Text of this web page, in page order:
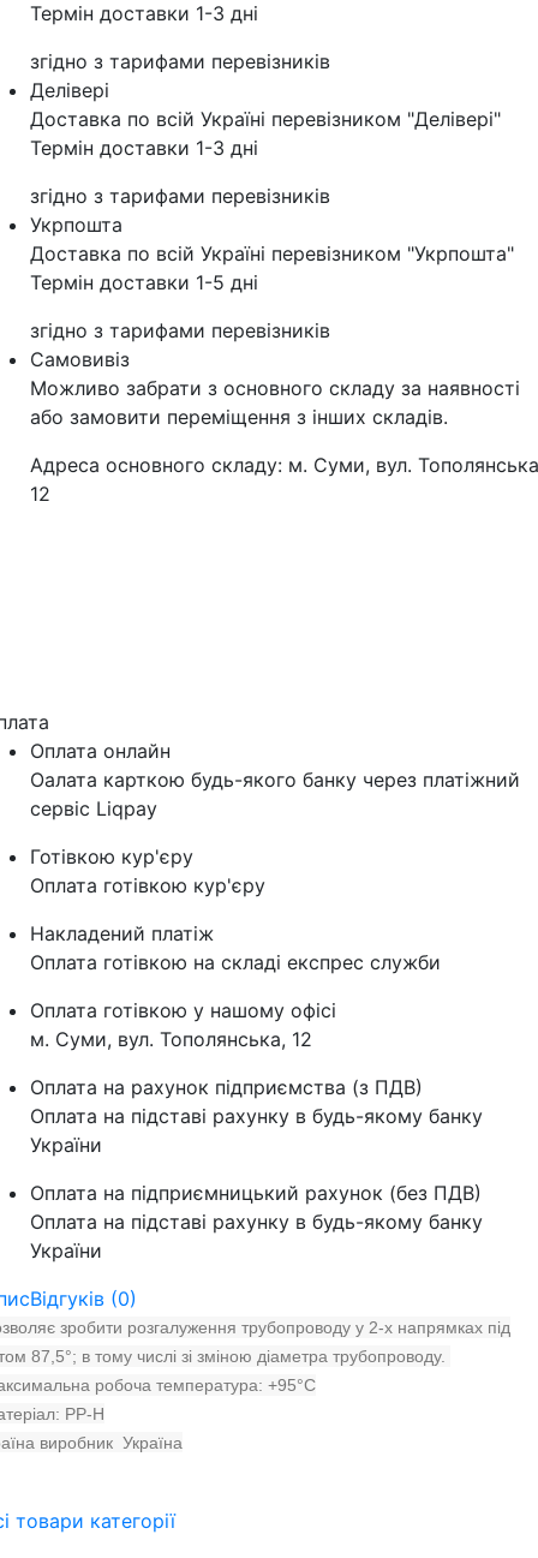
Термін доставки 1-3 дні
згідно з тарифами перевізників
Делівері
Доставка по всій Україні перевізником "Делівері"
Термін доставки 1-3 дні
згідно з тарифами перевізників
Укрпошта
Доставка по всій Україні перевізником "Укрпошта"
Термін доставки 1-5 дні
згідно з тарифами перевізників
Самовивіз
Можливо забрати з основного складу за наявності
або замовити переміщення з інших складів.
Адреса основного складу: м. Суми, вул.
12
Оплата онлайн
Оалата карткою будь-якого банку через платіжний
сервіс Liqpay
Готівкою кур'єру
Оплата готівкою кур'єру
Накладений платіж
Оплата готівкою на складі експрес служби
Оплата готівкою у нашому офісі
м. Суми, вул. Тополянська, 12
Оплата на рахунок підприємства (з ПДВ)
Оплата на підставі рахунку в будь-якому банку
України
Оплата на підприємницький рахунок (без ПДВ)
Оплата на підставі рахунку в будь-якому банку
України
Відгуків (0)
зробити розгалуження трубопроводу у 2-х напрямках під
87,5°; в тому числі зі зміною діаметра трубопроводу.
робоча температура: +95°C
PP-H
виробник Україна
товари категорії